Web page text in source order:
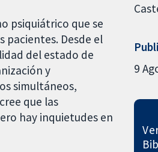
psiquiátrico que se
pacientes. Desde el
del estado de
y
simultáneos,
que las
hay inquietudes en
9